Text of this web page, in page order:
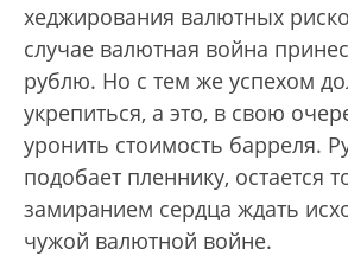
хеджирования валютных
случае валютная война
рублю. Но с тем же успехом
укрепиться, а это, в свою
уронить стоимость барреля.
подобает пленнику, остается
замиранием сердца ждать
чужой валютной войне.